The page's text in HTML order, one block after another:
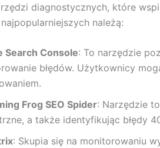
diagnostycznych, które
należą:
Search Console: To narzędzie
błędów. Użytkownicy
Frog SEO Spider: Narzędzie
a także identyfikując błędy
: Skupia się na monitorowaniu